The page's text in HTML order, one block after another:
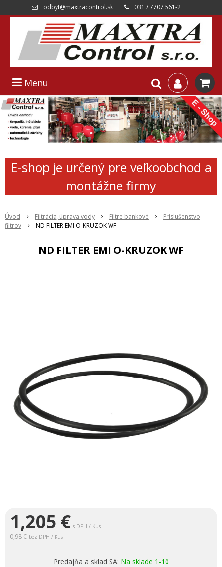
odbyt@maxtracontrol.sk 031 / 7707 561-2
Menu
E-shop je určený pre veľkoobchod a
montážne firmy
Úvod Filtrácia, úprava vody Filtre bankové
Príslušenstvo
filtrov
ND FILTER EMI O-KRUZOK WF
ND FILTER EMI O-KRUZOK WF
1,205 € s DPH / Kus
0,98 € bez DPH / Kus
Predajňa a sklad SA: Na sklade 1-10